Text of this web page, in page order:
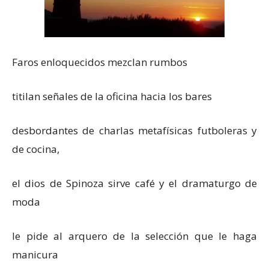
Faros enloquecidos mezclan rumbos
titilan señales de la oficina hacia los bares
desbordantes de charlas metafísicas futboleras y
de cocina,
el dios de Spinoza sirve café y el dramaturgo de
moda
le pide al arquero de la selección que le haga
manicura